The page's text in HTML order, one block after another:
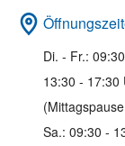
Di. - Fr.:
13:30 - 17:30
Sa.: 09:30 -